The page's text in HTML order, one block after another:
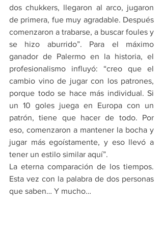
dos chukkers, llegaron al arco, jugaron
de primera, fue muy agradable. Después
comenzaron a trabarse, a buscar foules y
se hizo aburrido”. Para el máximo
ganador de Palermo en la historia, el
profesionalismo influyó: “creo que el
cambio vino de jugar con los patrones,
porque todo se hace más individual. Si
un 10 goles juega en Europa con un
patrón, tiene que hacer de todo. Por
eso, comenzaron a mantener la bocha y
jugar más egoístamente, y eso llevó a
tener un estilo similar aquí”.
La eterna comparación de los tiempos.
Esta vez con la palabra de dos personas
que saben… Y mucho…